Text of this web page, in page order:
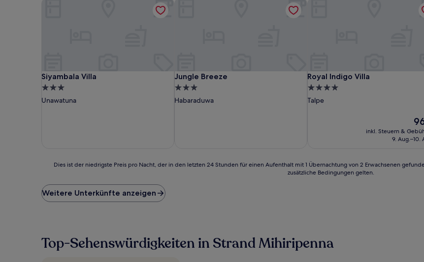
Siyambala Villa
Siyambala Villa
3.0-
Sterne-
Unawatuna
Jungle Breeze
Jungle Breeze
3.0-
Sterne-
Habaraduwa
Royal Indigo Villa
Royal Indigo Villa
4.0-
Sterne-
Talpe
Der
inkl. Steuern &
9. Aug.–10.
der
niedrigste
Preis
den
letzten
Dies ist der niedrigste Preis pro Nacht, der in den letzten 24 Stunden für einen Aufenthalt mit 1 Übernachtung von 2 Erwachsenen
zusätzliche Bedingungen gelten.
Weitere Unterkünfte anzeigen
Top-Sehenswürdigkeiten in Strand Mihiripenna